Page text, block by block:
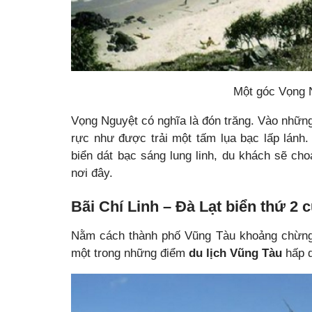
Một góc Vọng
Vọng Nguyệt có nghĩa là đón trăng. Vào
rực như được trải một tấm lụa bạc lấp
biển dát bạc sáng lung linh, du khách sẽ
nơi đây.
Bãi Chí Linh – Đà Lạt biển thứ 2
Nằm cách thành phố Vũng Tàu khoảng
một trong những điểm du lịch Vũng Tàu hấp